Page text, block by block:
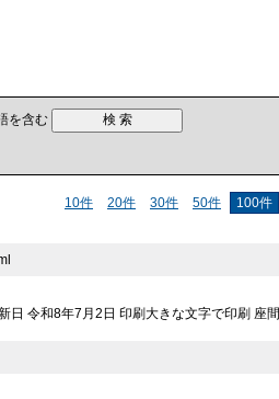
を含む
10件 20件 30件 50件 100件
令和8年7月2日 印刷大きな文字で印刷 座